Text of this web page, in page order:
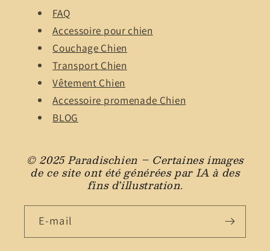
FAQ
Accessoire pour chien
Couchage Chien
Transport Chien
Vêtement Chien
Accessoire promenade Chien
BLOG
© 2025 Paradischien – Certaines images
de ce site ont été générées par IA à des
fins d’illustration.
E-mail